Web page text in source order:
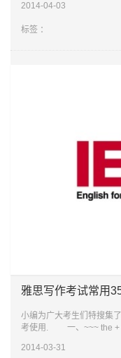
字数来进行
2014-04-03
标签 ：
雅思写作考试常用
小编为广大考生们特搜集
考使用. 一、~~~ the + ~
2014-03-31